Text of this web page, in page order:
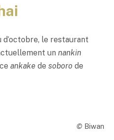
d’octobre, le restaurant
un nankin
ankake de soboro de
© Biwan